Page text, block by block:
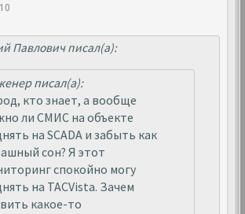
Павлович писал(а):
писал(а):
кто знает, а вообще
ли СМИС на объекте
на SCADA и забыть как
сон? Я этот
спокойно могу
на TACVista. Зачем
какое-то